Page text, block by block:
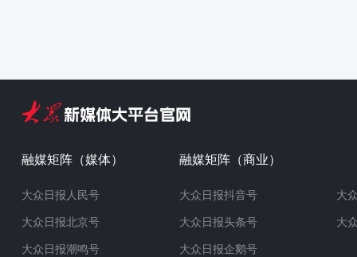
融媒矩阵（媒体）
大众日报人民号
大众日报北京号
大众日报潮鸣号
融媒矩阵（商业）
大众日报抖音号
大众日报头条号
大众日报企鹅号
大
大